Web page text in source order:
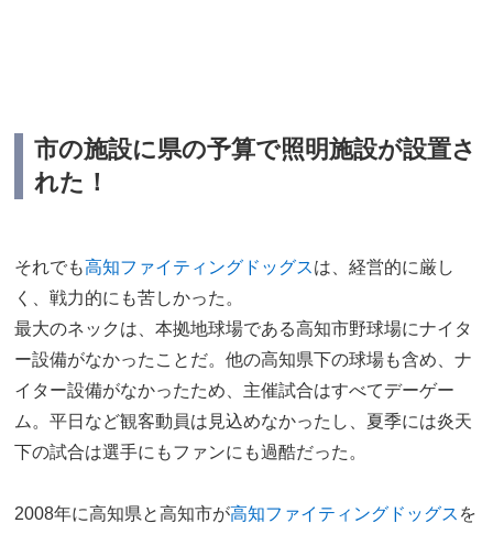
市の施設に県の予算で照明施設が設置さ
れた！
それでも高知ファイティングドッグスは、経営的に厳し
く、戦力的にも苦しかった。
最大のネックは、本拠地球場である高知市野球場にナイタ
ー設備がなかったことだ。他の高知県下の球場も含め、ナ
イター設備がなかったため、主催試合はすべてデーゲー
ム。平日など観客動員は見込めなかったし、夏季には炎天
下の試合は選手にもファンにも過酷だった。
2008年に高知県と高知市が高知ファイティングドッグス を